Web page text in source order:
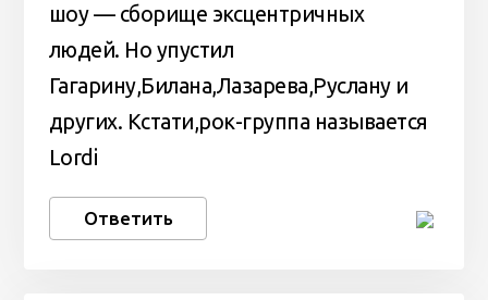
шоу — сборище эксцентричных
людей. Но упустил
Гагарину,Билана,Лазарева,Руслану и
других. Кстати,рок-группа называется
Lordi
Ответить